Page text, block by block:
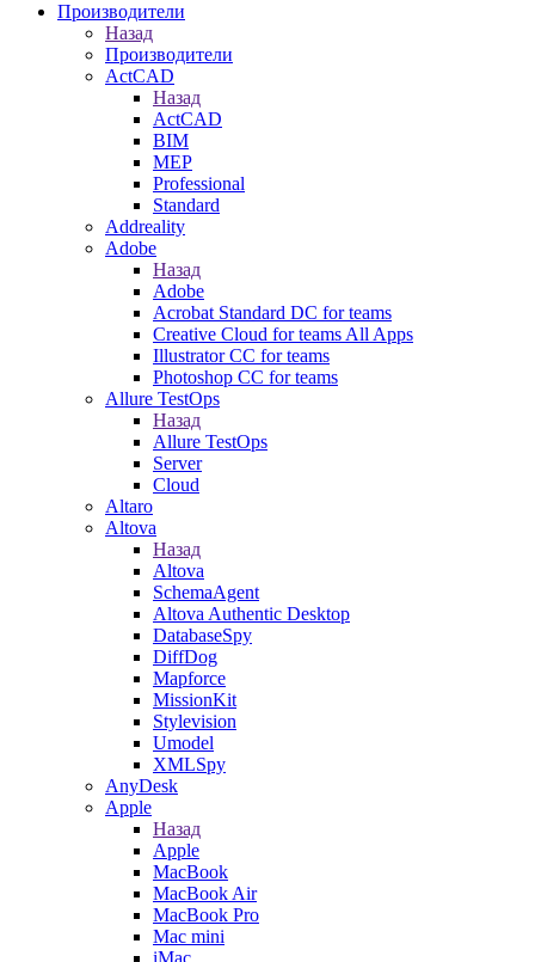
Производители
Назад
Производители
ActCAD
Назад
ActCAD
BIM
MEP
Professional
Standard
Addreality
Adobe
Назад
Adobe
Acrobat Standard DC for teams
Creative Cloud for teams All Apps
Illustrator CC for teams
Photoshop CC for teams
Allure TestOps
Назад
Allure TestOps
Server
Cloud
Altaro
Altova
Назад
Altova
SchemaAgent
Altova Authentic Desktop
DatabaseSpy
DiffDog
Mapforce
MissionKit
Stylevision
Umodel
XMLSpy
AnyDesk
Apple
Назад
Apple
MacBook
MacBook Air
MacBook Pro
Mac mini
iMac